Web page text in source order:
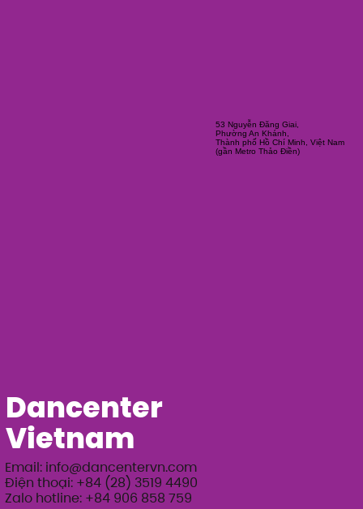
Dancenter
Vietnam
Email: info@dancentervn.com
Điện thoại: +84 (28) 3519 4490
Zalo hotline: +84 906 858 759
53 Nguyễn Đăng Giai,
Phường An Khánh,
Thành phố Hồ Chí Minh, Việt Nam
(gần Metro Thảo Điền)